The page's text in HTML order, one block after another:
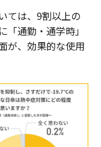
ては、9割以上の
通勤・通学時」
が、効果的な使用